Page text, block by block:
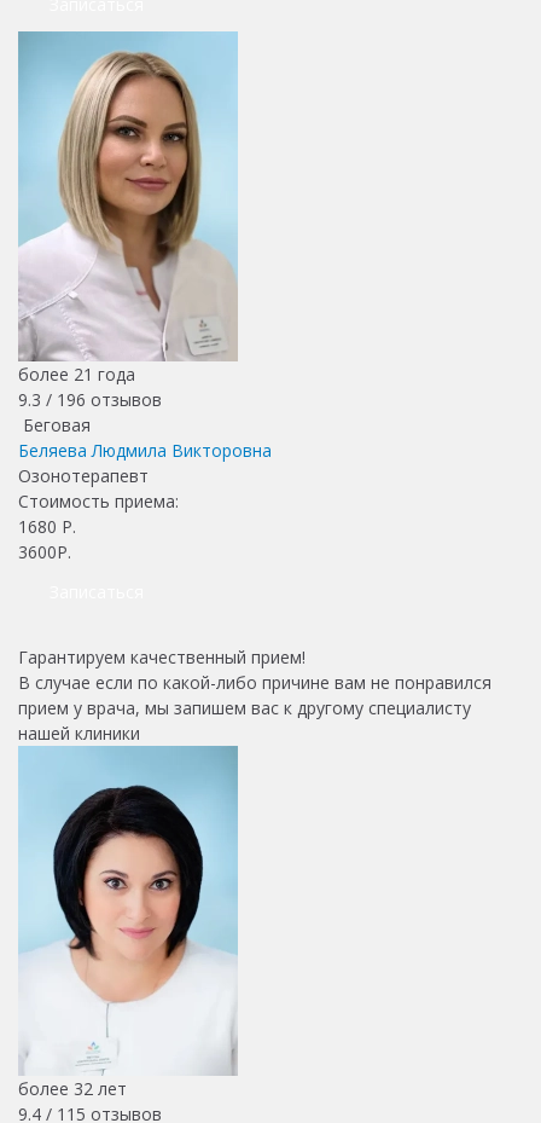
более 21 года
9.3 / 196 отзывов
Беговая
Беляева Людмила Викторовна
Озонотерапевт
Стоимость приема:
1680 Р.
3600Р.
Гарантируем качественный прием!
В случае если по какой-либо причине вам не понравился
прием у врача, мы запишем вас к другому специалисту
нашей клиники
более 32 лет
9.4 / 115 отзывов